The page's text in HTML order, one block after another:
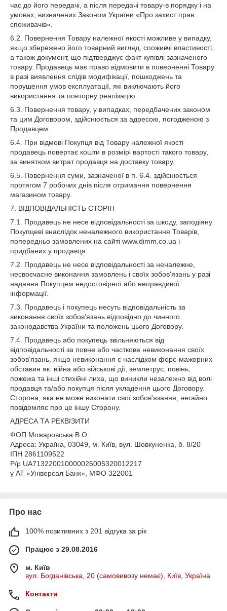
час до його передачі, а після передачі товару-в порядку і на
умовах, визначених Законом України «Про захист прав
споживачів».
6.2. Повернення Товару належної якості можливе у випадку,
якщо збережено його товарний вигляд, споживчі властивості,
а також документ, що підтверджує факт купівлі зазначеного
товару. Продавець має право відмовити в поверненні Товару
в разі виявлення слідів модифікації, пошкоджень та
порушення умов експлуатації, які виключають його
використання та повторну реалізацію.
6.3. Повернення товару, у випадках, передбачених законом
та цим Договором, здійснюється за адресою, погодженою з
Продавцем.
6.4. При відмові Покупця від Товару належної якості
продавець повертає кошти в розмірі вартості такого товару,
за винятком витрат продавця на доставку товару.
6.5. Повернення суми, зазначеної в п. 6.4. здійснюється
протягом 7 робочих днів після отримання повернення
магазином товару.
7. ВІДПОВІДАЛЬНІСТЬ СТОРІН
7.1. Продавець не несе відповідальності за шкоду, заподіяну
Покупцеві внаслідок неналежного використання Товарів,
попередньо замовлених на сайті www.dimm.co.ua і
придбаних у продавця.
7.2. Продавець не несе відповідальності за неналежне,
несвоєчасне виконання замовлень і своїх зобов'язань у разі
надання Покупцем недостовірної або неправдивої
інформації.
7.3. Продавець і покупець несуть відповідальність за
виконання своїх зобов'язань відповідно до чинного
законодавства України та положень цього Договору.
7.4. Продавець або покупець звільняються від
відповідальності за повне або часткове невиконання своїх
зобов'язань, якщо невиконання є наслідком форс-мажорних
обставин як: війна або військові дії, землетрус, повінь,
пожежа та інші стихійні лиха, що виникли незалежно від волі
продавця та/або покупця після укладення цього Договору.
Сторона, яка не може виконати свої зобов'язання, негайно
повідомляє про це іншу Сторону.
АДРЕСА ТА РЕКВІЗИТИ
ФОП Можаровська В.О.
Адреса: Україна, 03049, м. Київ, вул. Шовкуненка, б. 8/20
ІПН 2861109522
Р/р UA713220010000026005320012217
у АТ «Універсал Банк», МФО 322001
Про нас
100% позитивних з 201 відгука за рік
Працює з 29.08.2016
м. Київ
вул. Богданівська, 20 (самовивозу немає), Київ, Україна
Контакти